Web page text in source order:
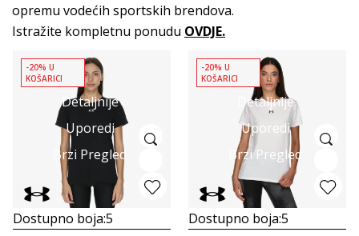
opremu vodećih sportskih brendova.
Istražite kompletnu ponudu OVDJE.
Detaljnije
Uporedi
Brzi Pregled
-20% U
KOŠARICI
Dostupno boja:5
Detaljnije
Uporedi
Brzi Pregled
-20% U
KOŠARICI
Dostupno boja:5